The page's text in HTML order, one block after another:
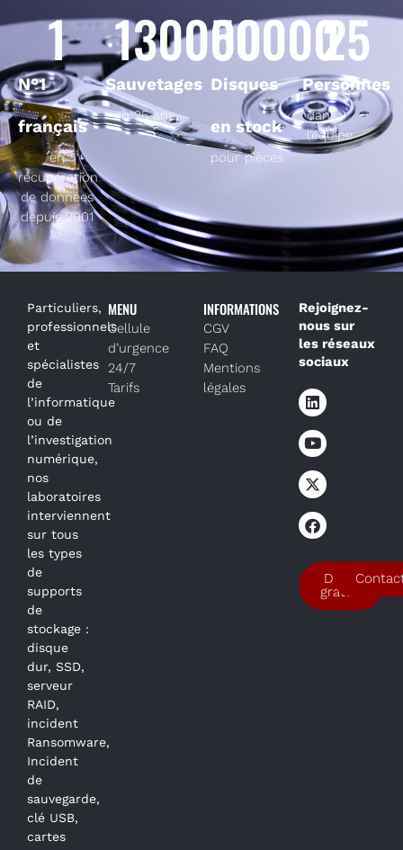
N°1
français
1
en
récupération
de données
depuis 2001
Sauvetages
130000
en 25 ans
Disques
en stock
50000
pour pièces
Personnes
25
dans
l’équipe
Particuliers,
professionnels
et
spécialistes
de
l’informatique
ou de
l’investigation
numérique,
nos
laboratoires
interviennent
sur tous
les types
de
supports
de
stockage :
disque
dur, SSD,
serveur
RAID,
incident
Ransomware,
Incident
de
sauvegarde,
clé USB,
cartes
MENU
Cellule
d’urgence
24/7
Tarifs
INFORMATIONS
CGV
FAQ
Mentions
légales
Rejoignez-
nous sur
les réseaux
sociaux
Devis
gratuit